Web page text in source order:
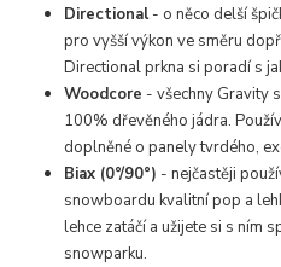
Directional- o něco delší
pro vyšší výkon ve směru
Directional prkna si poradí s
Woodcore - všechny Gravity
100% dřevěného jádra.
doplněné o panely tvrdého,
Biax (0°/90°) - nejčastěji
snowboardu kvalitní pop a
lehce zatáčí a užijete si s ním
snowparku.